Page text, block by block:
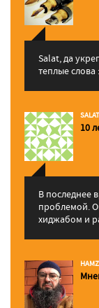
Salat, да
теплые слова
SALAT
10
В последнее
проблемой.
хиджабом и